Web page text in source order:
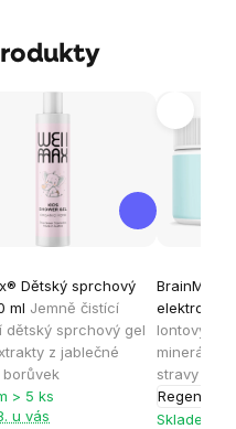
Dětský sprchový
ml Jemně čistící
dětský sprchový gel
z jablečné
> 5 ks
u vás
BrainMax
elektrolyty,
Iontový
minerály,
stravy
Skladem >